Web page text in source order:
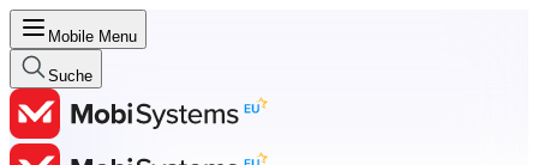
Mobile Menu
Suche